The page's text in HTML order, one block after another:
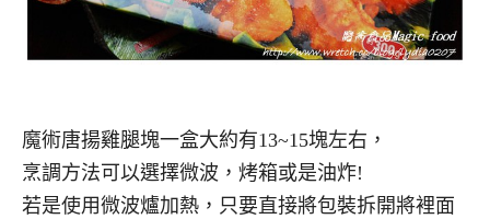
魔術唐揚雞腿塊一盒大約有13~15塊左右，
烹調方法可以選擇微波，烤箱或是油炸!
若是使用微波爐加熱，只要直接將包裝拆開將裡面